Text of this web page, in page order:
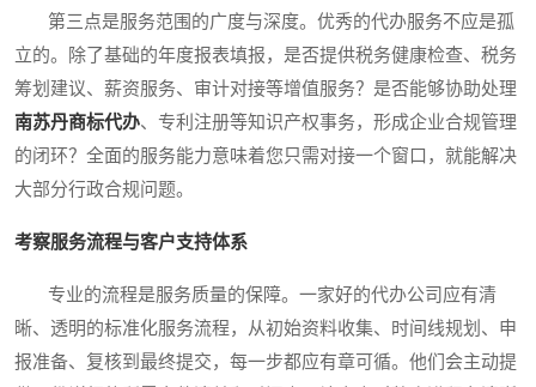
第三点是服务范围的广度与深度。优秀的代办服务不应是孤
立的。除了基础的年度报表填报，是否提供税务健康检查、税务
筹划建议、薪资服务、审计对接等增值服务？是否能够协助处理
南苏丹商标代办、专利注册等知识产权事务，形成企业合规管理
的闭环？全面的服务能力意味着您只需对接一个窗口，就能解决
大部分行政合规问题。
考察服务流程与客户支持体系
专业的流程是服务质量的保障。一家好的代办公司应有清
晰、透明的标准化服务流程，从初始资料收集、时间线规划、申
报准备、复核到最终提交，每一步都应有章可循。他们会主动提